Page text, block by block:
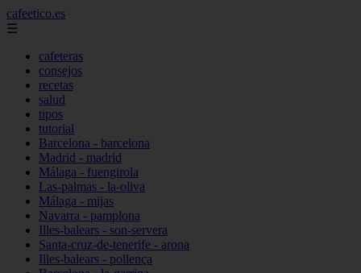
cafeetico.es
☰
cafeteras
consejos
recetas
salud
tipos
tutorial
Barcelona - barcelona
Madrid - madrid
Málaga - fuengirola
Las-palmas - la-oliva
Málaga - mijas
Navarra - pamplona
Illes-balears - son-servera
Santa-cruz-de-tenerife - arona
Illes-balears - pollença